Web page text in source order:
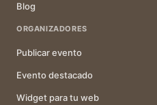
Blog
ORGANIZADORES
Publicar evento
Evento destacado
Widget para tu web